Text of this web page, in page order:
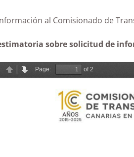
al Comisionado de
sobre solicitud de